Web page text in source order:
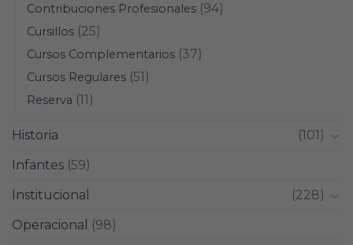
Contribuciones Profesionales (94)
Cursillos (25)
Cursos Complementarios (37)
Cursos Regulares (51)
Reserva (11)
Historia
(101)
Infantes (59)
Institucional
(228)
Operacional
(98)